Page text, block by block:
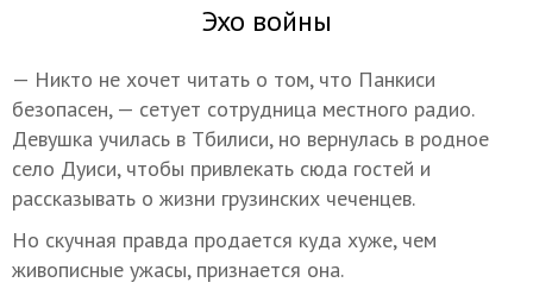
Эхо войны
— Никто не хочет читать о том, что Панкиси
безопасен, — сетует сотрудница местного радио.
Девушка училась в Тбилиси, но вернулась в родное
село Дуиси, чтобы привлекать сюда гостей и
рассказывать о жизни грузинских чеченцев.
Но скучная правда продается куда хуже, чем
живописные ужасы, признается она.